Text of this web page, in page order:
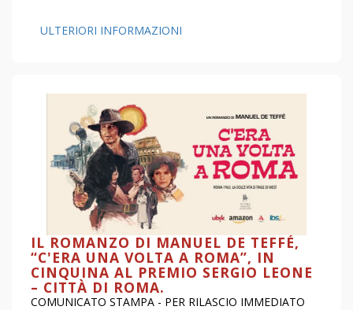
ULTERIORI INFORMAZIONI
IL ROMANZO DI MANUEL DE TEFFÉ,
“C'ERA UNA VOLTA A ROMA”, IN
CINQUINA AL PREMIO SERGIO LEONE
– CITTÀ DI ROMA.
COMUNICATO STAMPA - PER RILASCIO IMMEDIATO